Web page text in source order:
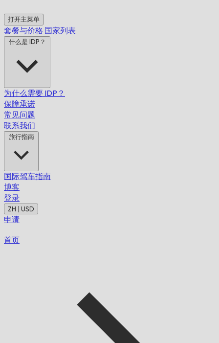
打开主菜单
套餐与价格 国家列表
什么是 IDP？
为什么需要 IDP？
保障承诺
常见问题
联系我们
旅行指南
国际驾车指南
博客
登录
ZH | USD
申请
首页